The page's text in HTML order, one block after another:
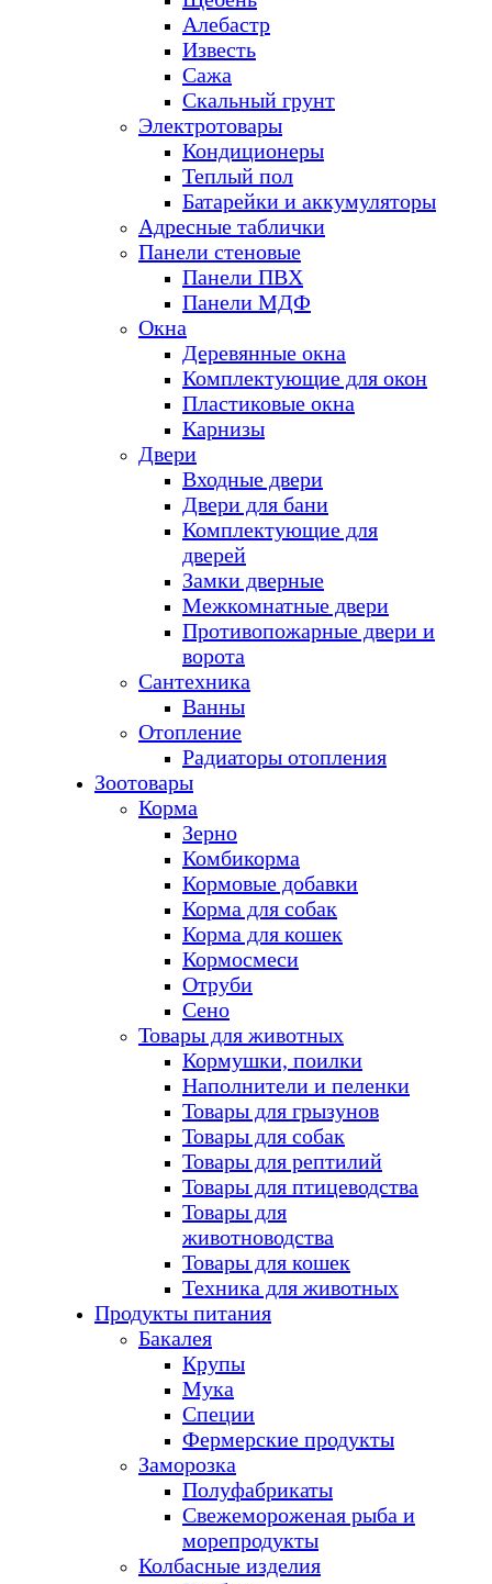
Алебастр
Известь
Сажа
Скальный грунт
Электротовары
Кондиционеры
Теплый пол
Батарейки и аккумуляторы
Адресные таблички
Панели стеновые
Панели ПВХ
Панели МДФ
Окна
Деревянные окна
Комплектующие для окон
Пластиковые окна
Карнизы
Двери
Входные двери
Двери для бани
Комплектующие для
дверей
Замки дверные
Межкомнатные двери
Противопожарные двери и
ворота
Сантехника
Ванны
Отопление
Радиаторы отопления
Зоотовары
Корма
Зерно
Комбикорма
Кормовые добавки
Корма для собак
Корма для кошек
Кормосмеси
Отруби
Сено
Товары для животных
Кормушки, поилки
Наполнители и пеленки
Товары для грызунов
Товары для собак
Товары для рептилий
Товары для птицеводства
Товары для
животноводства
Товары для кошек
Техника для животных
Продукты питания
Бакалея
Крупы
Мука
Специи
Фермерские продукты
Заморозка
Полуфабрикаты
Свежемороженая рыба и
морепродукты
Колбасные изделия